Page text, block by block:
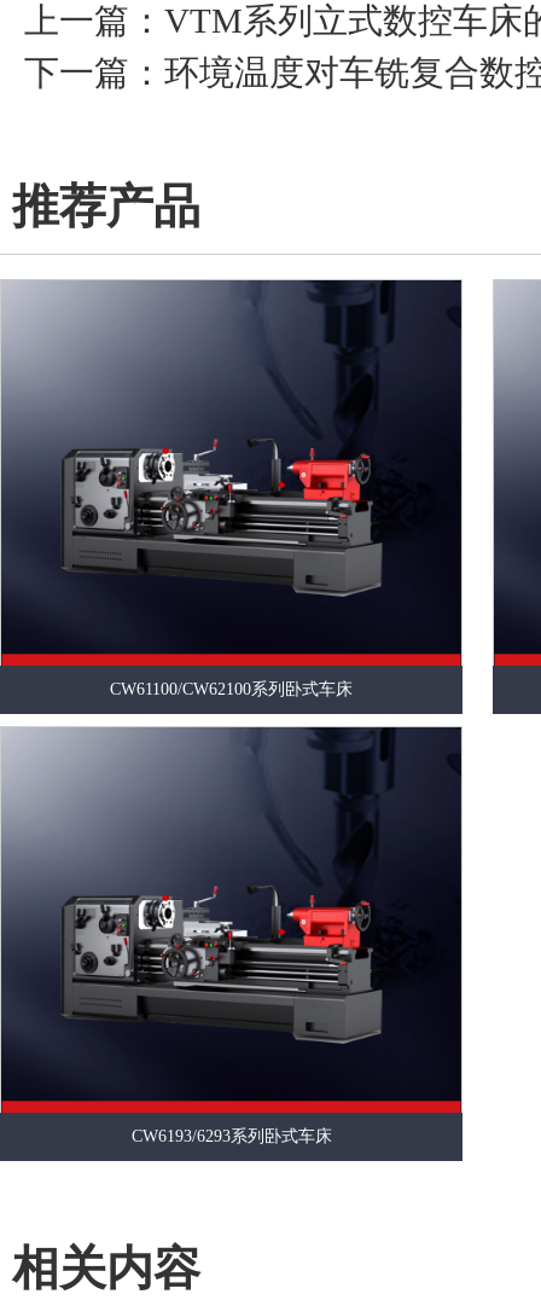
上一篇： VTM系列立式数控车床
下一篇： 环境温度对车铣复合数
推荐产品
CW61100/CW62100系列卧式车床
CW6193/6293系列卧式车床
相关内容